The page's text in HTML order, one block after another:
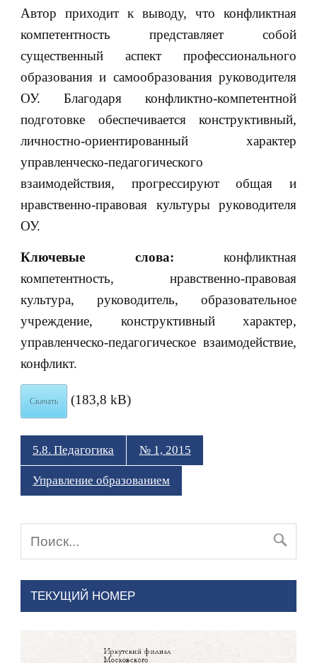
Автор приходит к выводу, что конфликтная
компетентность представляет собой
существенный аспект профессионального
образования и самообразования руководителя
ОУ. Благодаря конфликтно-компетентной
подготовке обеспечивается конструктивный,
личностно-ориентированный характер
управленческо-педагогического
взаимодействия, прогрессируют общая и
нравственно-правовая культуры руководителя
ОУ.
Ключевые слова:конфликтная
компетентность, нравственно-правовая
культура, руководитель, образовательное
учреждение, конструктивный характер,
управленческо-педагогическое взаимодействие,
конфликт.
Скачать (183,8 kB)
5.8. Педагогика № 1, 2015
Управление образованием
ТЕКУЩИЙ НОМЕР